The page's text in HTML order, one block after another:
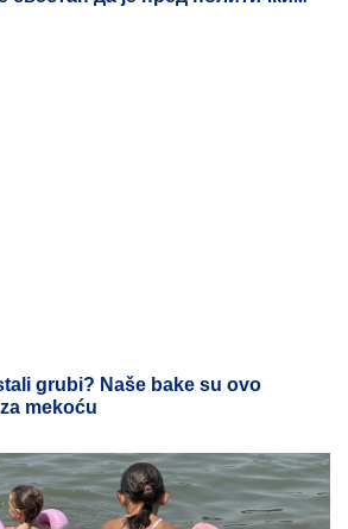
grubi? Naše bake su ovo
mekoću